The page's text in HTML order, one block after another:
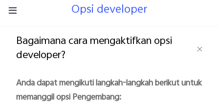
Opsi developer
Bagaimana cara mengaktifkan opsi
developer?
Anda dapat mengikuti langkah-langkah berikut untuk
memanggil opsi Pengembang: